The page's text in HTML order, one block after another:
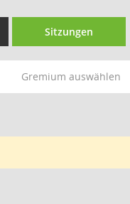
Sitzungen
Gremium auswählen